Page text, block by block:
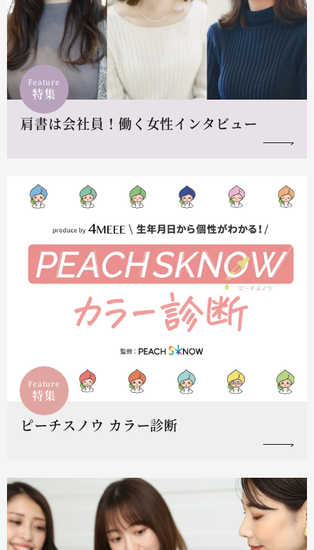
Feature
特集
肩書は会社員！働く女性インタビュー
Feature
特集
ピーチスノウ カラー診断